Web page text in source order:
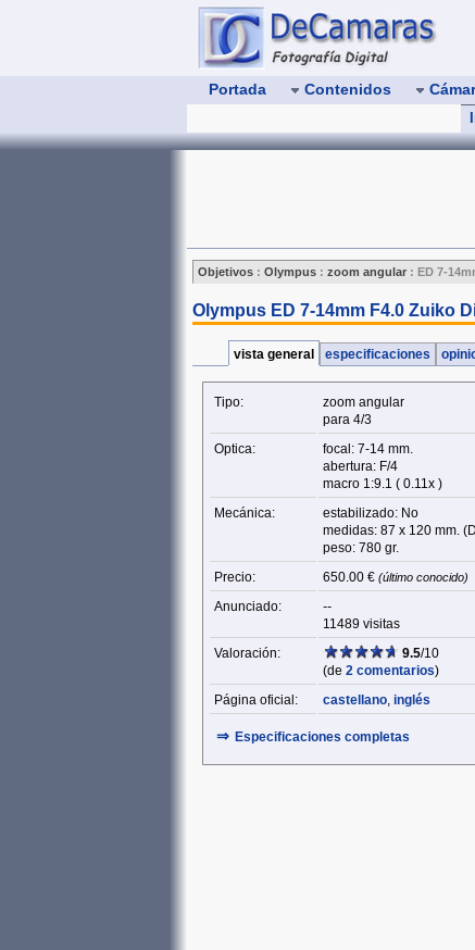
Portada Contenidos
Objetivos : Olympus : zoom angular : ED 7-
Olympus ED 7-14mm F4.0 Zuiko
vista general especificaciones
Tipo:
zoom angular
para 4/3
Optica:
focal: 7-14 mm.
abertura: F/4
macro 1:9.1 ( 0.11x )
Mecánica:
estabilizado: No
medidas: 87 x 120 mm.
peso: 780 gr.
Precio:
650.00 € (último conocido)
Anunciado:
--
11489 visitas
Valoración:
9.5/10
(de 2 comentarios)
Página oficial:
castellano, inglés
⇒ Especificaciones completas